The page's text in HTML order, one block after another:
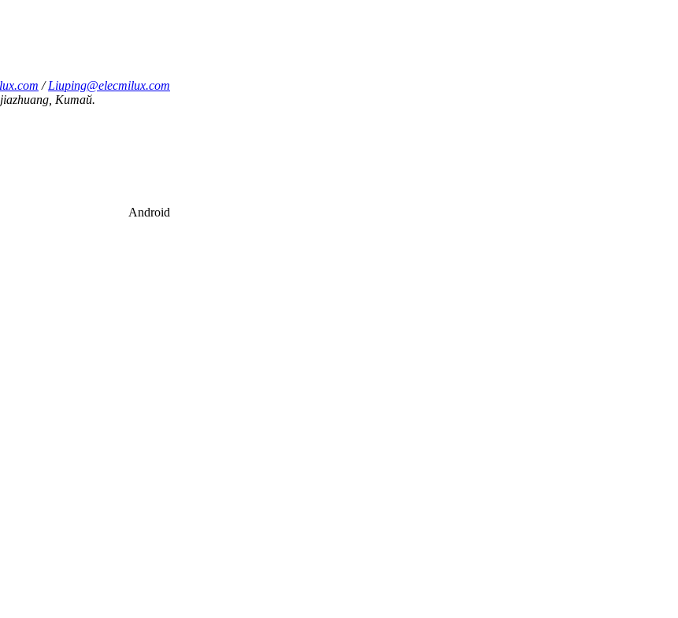
/Liuping@elecmilux.com
Китай.
Android